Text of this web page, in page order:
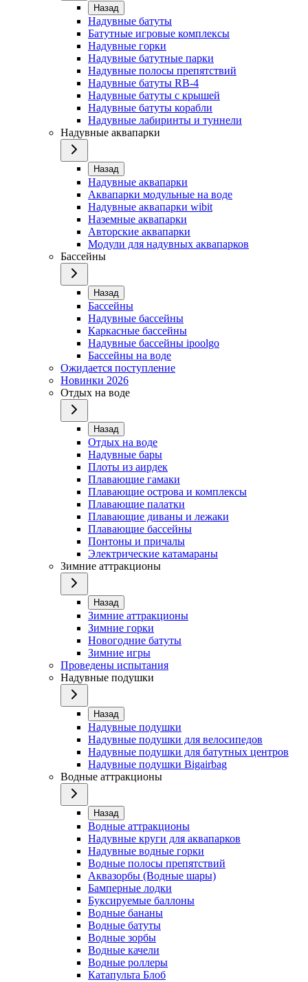
Назад
Надувные батуты
Батутные игровые комплексы
Надувные горки
Надувные батутные парки
Надувные полосы препятствий
Надувные батуты RB-4
Надувные батуты с крышей
Надувные батуты корабли
Надувные лабиринты и туннели
Надувные аквапарки
Назад
Надувные аквапарки
Аквапарки модульные на воде
Надувные аквапарки wibit
Наземные аквапарки
Авторские аквапарки
Модули для надувных аквапарков
Бассейны
Назад
Бассейны
Надувные бассейны
Каркасные бассейны
Надувные бассейны ipoolgo
Бассейны на воде
Ожидается поступление
Новинки 2026
Отдых на воде
Назад
Отдых на воде
Надувные бары
Плоты из аирдек
Плавающие гамаки
Плавающие острова и комплексы
Плавающие палатки
Плавающие диваны и лежаки
Плавающие бассейны
Понтоны и причалы
Электрические катамараны
Зимние аттракционы
Назад
Зимние аттракционы
Зимние горки
Новогодние батуты
Зимние игры
Проведены испытания
Надувные подушки
Назад
Надувные подушки
Надувные подушки для велосипедов
Надувные подушки для батутных центров
Надувные подушки Bigairbag
Водные аттракционы
Назад
Водные аттракционы
Надувные круги для аквапарков
Надувные водные горки
Водные полосы препятствий
Аквазорбы (Водные шары)
Бамперные лодки
Буксируемые баллоны
Водные бананы
Водные батуты
Водные зорбы
Водные качели
Водные роллеры
Катапульта Блоб